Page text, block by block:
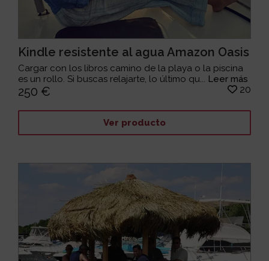
Kindle resistente al agua Amazon Oasis
Cargar con los libros camino de la playa o la piscina
es un rollo. Si buscas relajarte, lo último qu... Leer más
250 € 20
Ver producto